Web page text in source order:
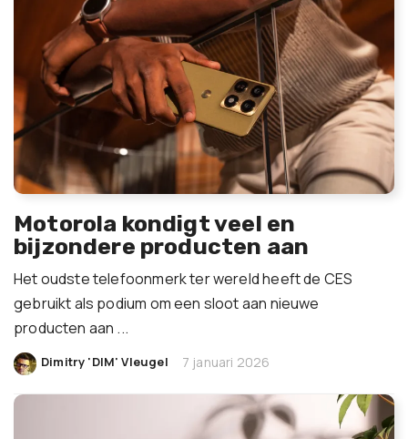
Motorola kondigt veel en
bijzondere producten aan
Het oudste telefoonmerk ter wereld heeft de CES
gebruikt als podium om een sloot aan nieuwe
producten aan ...
Dimitry 'DIM' Vleugel 7 januari 2026